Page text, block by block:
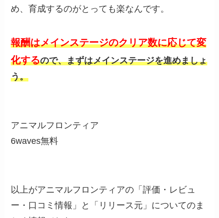
め、育成するのがとっても楽なんです。
報酬はメインステージのクリア数に応じて変
化するので、まずはメインステージを進めましょ
う。
アニマルフロンティア
6waves無料
以上がアニマルフロンティアの「評価・レビュ
ー・口コミ情報」と「リリース元」についてのま